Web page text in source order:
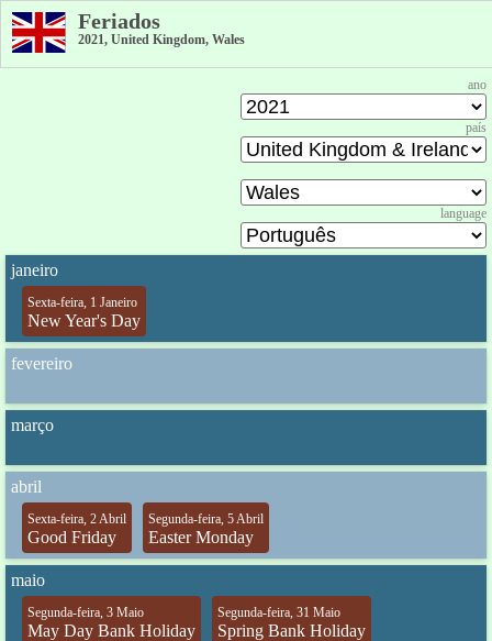
Feriados
2021, United Kingdom, Wales
ano
país
language
janeiro
Sexta-feira, 1 Janeiro
New Year's Day
fevereiro
março
abril
Sexta-feira, 2 Abril
Good Friday
Segunda-feira, 5 Abril
Easter Monday
maio
Segunda-feira, 3 Maio
May Day Bank Holiday
Segunda-feira, 31 Maio
Spring Bank Holiday